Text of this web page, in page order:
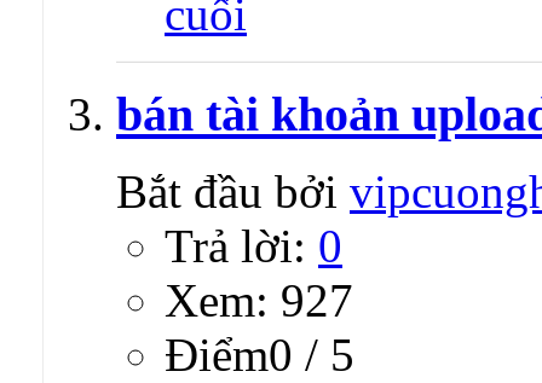
bán tài khoản
Bắt đầu bởi
Trả lời: 0
Xem: 927
Ðiểm0 / 5